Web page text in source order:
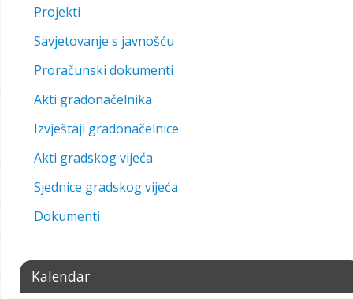
Projekti
Savjetovanje s javnošću
Proračunski dokumenti
Akti gradonačelnika
Izvještaji gradonačelnice
Akti gradskog vijeća
Sjednice gradskog vijeća
Dokumenti
Kalendar